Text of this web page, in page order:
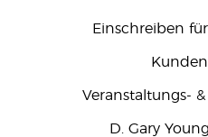
Einschreiben
Veranstaltungs-
D. Gary